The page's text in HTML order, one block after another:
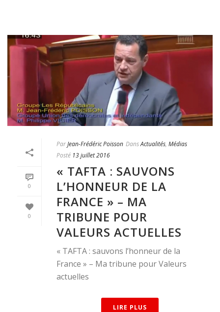
0
0
ParJean-Frédéric Poisson DansActualités, Médias
Posté 13 juillet 2016
« TAFTA : SAUVONS
L’HONNEUR DE LA
FRANCE » – MA
TRIBUNE POUR
VALEURS ACTUELLES
« TAFTA : sauvons l’honneur de la
France » – Ma tribune pour Valeurs
actuelles
LIRE PLUS